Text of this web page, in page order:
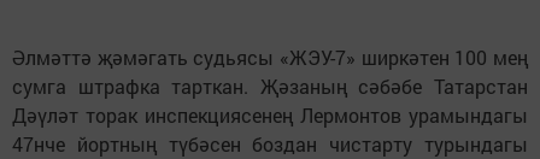
Әлмәттә җәмәгать судьясы «ЖЭУ-7» ширкәтен 100 мең
сумга штрафка тарткан. Җәзаның сәбәбе Татарстан
Дәүләт торак инспекциясенең Лермонтов урамындагы
47нче йортның түбәсен боздан чистарту турындагы